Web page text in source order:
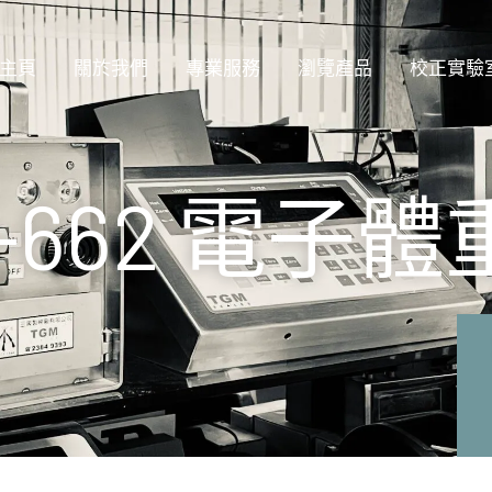
主頁 關於我們 專業服務 瀏覽產品 校正實驗
電子體